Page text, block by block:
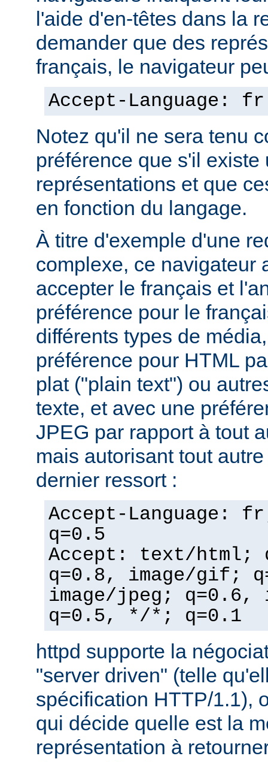
l'aide d'en-têtes dans la
demander que des
français, le navigateur
Accept-Language: fr
Notez qu'il ne sera tenu
préférence que s'il existe
représentations et que
en fonction du langage.
À titre d'exemple d'une
complexe, ce navigateur
accepter le français et
préférence pour le
différents types de
préférence pour HTML
plat ("plain text") ou
texte, et avec une
JPEG par rapport à tout
mais autorisant tout
dernier ressort :
Accept-Language:
q=0.5
Accept: text/html;
q=0.8, image/gif;
image/jpeg; q=0.6,
q=0.5, */*; q=0.1
httpd supporte la
"server driven" (telle
spécification HTTP/1.1),
qui décide quelle est la
représentation à